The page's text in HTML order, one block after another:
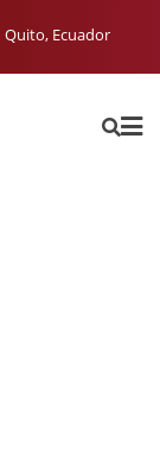
Quito, Ecuador